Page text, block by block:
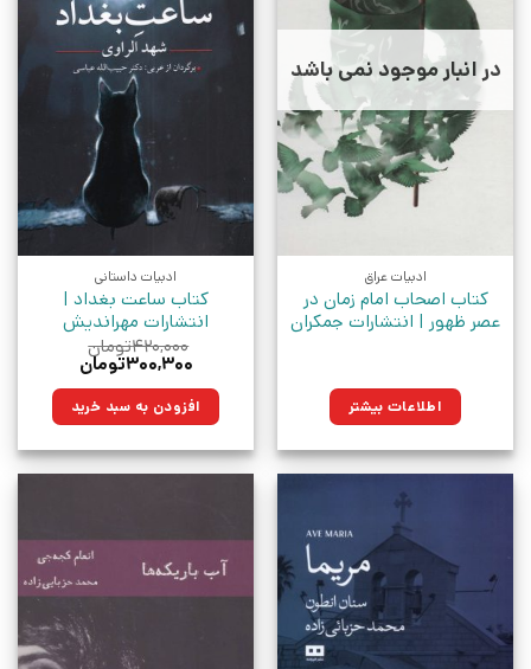
در انبار موجود نمی باشد
ادبیات عراق
کتاب اصحاب امام زمان در
عصر ظهور | انتشارات جمکران
اطلاعات بیشتر
ادبیات داستانی
کتاب ساعت بغداد |
انتشارات مهراندیش
۴۲۰,۰۰۰تومان
قیمت
۴۲۰,۰۰۰تومان
بود.
۳۰۰,۳۰۰تومان
۳۰۰,۳۰۰تومان.افزودن به سبد خرید